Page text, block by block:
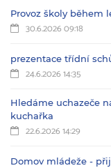
Provoz školy během
30.6.2026 09:18
prezentace třídní
24.6.2026 14:35
Hledáme uchazeče
kuchařka
22.6.2026 14:29
Domov mládeže -